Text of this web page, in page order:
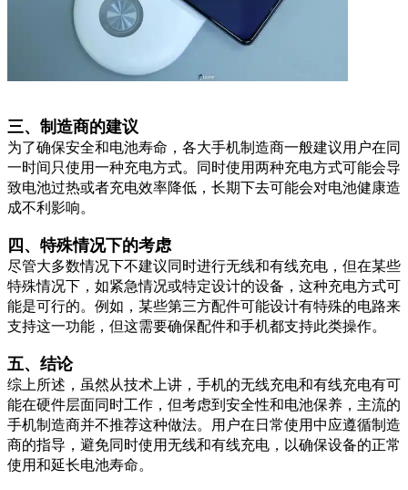
三、制造商的建议
为了确保安全和电池寿命，各大手机制造商一般建议用户在同
一时间只使用一种充电方式。同时使用两种充电方式可能会导
致电池过热或者充电效率降低，长期下去可能会对电池健康造
成不利影响。
四、特殊情况下的考虑
尽管大多数情况下不建议同时进行无线和有线充电，但在某些
特殊情况下，如紧急情况或特定设计的设备，这种充电方式可
能是可行的。例如，某些第三方配件可能设计有特殊的电路来
支持这一功能，但这需要确保配件和手机都支持此类操作。
五、结论
综上所述，虽然从技术上讲，手机的无线充电和有线充电有可
能在硬件层面同时工作，但考虑到安全性和电池保养，主流的
手机制造商并不推荐这种做法。用户在日常使用中应遵循制造
商的指导，避免同时使用无线和有线充电，以确保设备的正常
使用和延长电池寿命。